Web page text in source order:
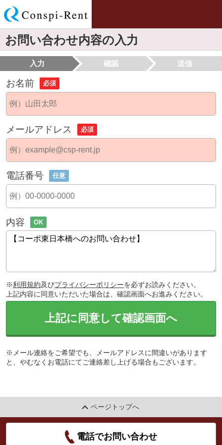
お問い合わせ内容の入力
入力 確認 送信
お名前 必須
メールアドレス 必須
電話番号 任意
内容 OK
※利用規約及びプライバシーポリシーを必ずお読みください。
上記内容に同意いただいた場合は、確認画面へお進みください。
上記に同意して確認画面へ
※メール連絡をご希望でも、メールアドレスに間違いがあります
と、やむなくお電話にてご連絡差し上げる場合もございます。
ページトップへ
電話でお問い合わせ